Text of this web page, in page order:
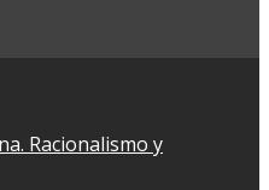
Racionalismo y